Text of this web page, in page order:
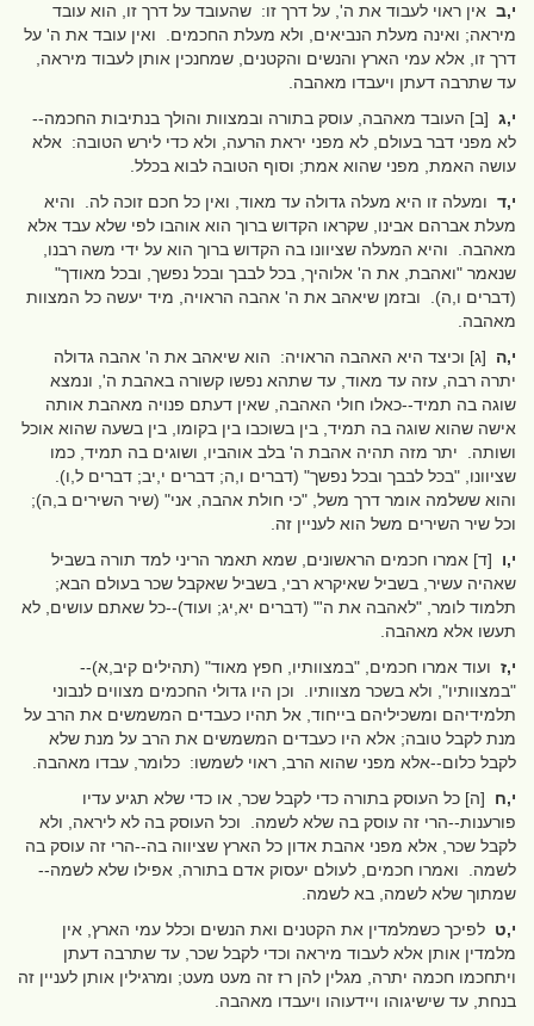
י,ב אין ראוי לעבוד את ה', על דרך זו: שהעובד על דרך זו, הוא עובד
מיראה; ואינה מעלת הנביאים, ולא מעלת החכמים. ואין עובד את ה' על
דרך זו, אלא עמי הארץ והנשים והקטנים, שמחנכין אותן לעבוד מיראה,
עד שתרבה דעתן ויעבדו מאהבה.
י,ג [ב] העובד מאהבה, עוסק בתורה ובמצוות והולך בנתיבות החכמה--
לא מפני דבר בעולם, לא מפני יראת הרעה, ולא כדי לירש הטובה: אלא
עושה האמת, מפני שהוא אמת; וסוף הטובה לבוא בכלל.
י,ד ומעלה זו היא מעלה גדולה עד מאוד, ואין כל חכם זוכה לה. והיא
מעלת אברהם אבינו, שקראו הקדוש ברוך הוא אוהבו לפי שלא עבד אלא
מאהבה. והיא המעלה שציוונו בה הקדוש ברוך הוא על ידי משה רבנו,
שנאמר "ואהבת, את ה' אלוהיך, בכל לבבך ובכל נפשך, ובכל מאודך"
(דברים ו,ה). ובזמן שיאהב את ה' אהבה הראויה, מיד יעשה כל המצוות
מאהבה.
י,ה [ג] וכיצד היא האהבה הראויה: הוא שיאהב את ה' אהבה גדולה
יתרה רבה, עזה עד מאוד, עד שתהא נפשו קשורה באהבת ה', ונמצא
שוגה בה תמיד--כאלו חולי האהבה, שאין דעתם פנויה מאהבת אותה
אישה שהוא שוגה בה תמיד, בין בשוכבו בין בקומו, בין בשעה שהוא אוכל
ושותה. יתר מזה תהיה אהבת ה' בלב אוהביו, ושוגים בה תמיד, כמו
שציוונו, "בכל לבבך ובכל נפשך" (דברים ו,ה; דברים י,יב; דברים ל,ו).
והוא ששלמה אומר דרך משל, "כי חולת אהבה, אני" (שיר השירים ב,ה);
וכל שיר השירים משל הוא לעניין זה.
י,ו [ד] אמרו חכמים הראשונים, שמא תאמר הריני למד תורה בשביל
שאהיה עשיר, בשביל שאיקרא רבי, בשביל שאקבל שכר בעולם הבא;
תלמוד לומר, "לאהבה את ה'" (דברים יא,יג; ועוד)--כל שאתם עושים, לא
תעשו אלא מאהבה.
י,ז ועוד אמרו חכמים, "במצוותיו, חפץ מאוד" (תהילים קיב,א)--
"במצוותיו", ולא בשכר מצוותיו. וכן היו גדולי החכמים מצווים לנבוני
תלמידיהם ומשכיליהם בייחוד, אל תהיו כעבדים המשמשים את הרב על
מנת לקבל טובה; אלא היו כעבדים המשמשים את הרב על מנת שלא
לקבל כלום--אלא מפני שהוא הרב, ראוי לשמשו: כלומר, עבדו מאהבה.
י,ח [ה] כל העוסק בתורה כדי לקבל שכר, או כדי שלא תגיע עדיו
פורענות--הרי זה עוסק בה שלא לשמה. וכל העוסק בה לא ליראה, ולא
לקבל שכר, אלא מפני אהבת אדון כל הארץ שציווה בה--הרי זה עוסק בה
לשמה. ואמרו חכמים, לעולם יעסוק אדם בתורה, אפילו שלא לשמה--
שמתוך שלא לשמה, בא לשמה.
י,ט לפיכך כשמלמדין את הקטנים ואת הנשים וכלל עמי הארץ, אין
מלמדין אותן אלא לעבוד מיראה וכדי לקבל שכר, עד שתרבה דעתן
ויתחכמו חכמה יתרה, מגלין להן רז זה מעט מעט; ומרגילין אותן לעניין זה
בנחת, עד שישיגוהו ויידעוהו ויעבדו מאהבה.